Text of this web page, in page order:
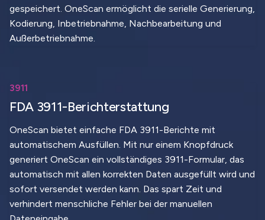
gespeichert. OneScan ermöglicht die serielle Generierung,
Kodierung, Inbetriebnahme, Nachbearbeitung und
Außerbetriebnahme.
3911
FDA 3911-Berichterstattung
OneScan bietet einfache FDA 3911-Berichte mit
automatischem Ausfüllen. Mit nur einem Knopfdruck
generiert OneScan ein vollständiges 3911-Formular, das
automatisch mit allen korrekten Daten ausgefüllt wird und
sofort versendet werden kann. Das spart Zeit und
verhindert menschliche Fehler bei der manuellen